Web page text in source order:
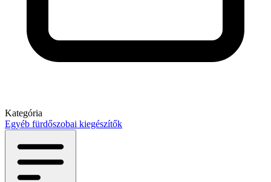
Kategória
Egyéb fürdőszobai kiegészítők